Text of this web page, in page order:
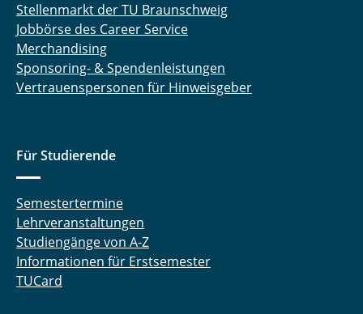
Stellenmarkt der TU Braunschweig
Jobbörse des Career Service
Merchandising
Sponsoring- & Spendenleistungen
Vertrauenspersonen für Hinweisgeber
Für Studierende
Semestertermine
Lehrveranstaltungen
Studiengänge von A-Z
Informationen für Erstsemester
TUCard